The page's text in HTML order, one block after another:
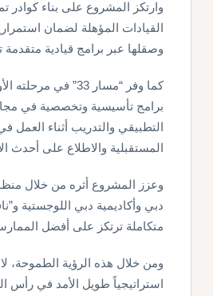
وارتكز المشروع على بناء كوادر
القيادات المؤهلة لضمان
وصقلها عبر برامج قيادية متقدمة
كما وفر “مسار
برامج تأسيسية وتخصصية في
التطبيقي والتدريب أثناء العمل
المستقبلية والاطلاع على أحدث
وعزز المشروع أثره من خلال
دبي وأكاديمية دبي اللوجستية
متكاملة ترتكز على أفضل
استراتيجياً طويل الأمد في رأس